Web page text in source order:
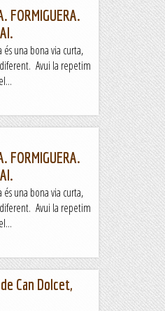
FORMIGUERA.
una bona via curta,
Avui la repetim
FORMIGUERA.
una bona via curta,
Avui la repetim
Can Dolcet,